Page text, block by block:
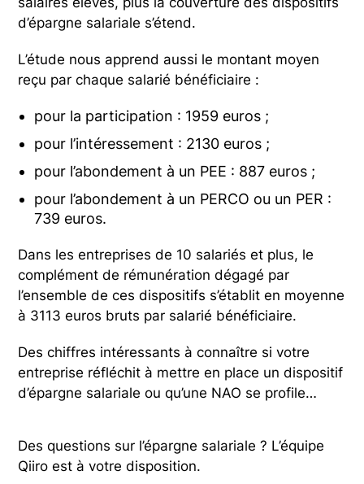
d’épargne salariale s’étend.
L’étude nous apprend aussi le montant moyen
reçu par chaque salarié bénéficiaire :
pour la participation : 1959 euros ;
pour l’intéressement : 2130 euros ;
pour l’abondement à un PEE : 887 euros ;
pour l’abondement à un PERCO ou un PER :
739 euros.
Dans les entreprises de 10 salariés et plus, le
complément de rémunération dégagé par
l’ensemble de ces dispositifs s’établit en moyenne
à 3113 euros bruts par salarié bénéficiaire.
Des chiffres intéressants à connaître si votre
entreprise réfléchit à mettre en place un dispositif
d’épargne salariale ou qu’une NAO se profile…
Des questions sur l’épargne salariale ? L’équipe
Qiiro est à votre disposition.